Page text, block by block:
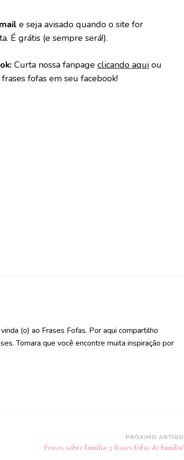
e seja avisado quando o site for
É grátis (e sempre será!).
Curta nossa fanpage clicando aqui ou
fofas em seu facebook!
(o) ao Frases Fofas. Por aqui compartilho
Tomara que você encontre muita inspiração por
PRÓXIMO ARTIGO
Frases sobre família: 5 frases fofas de família!